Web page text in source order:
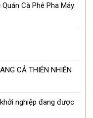
Cà Phê Pha Máy:
CẢ THIÊN NHIÊN
nghiệp đang được